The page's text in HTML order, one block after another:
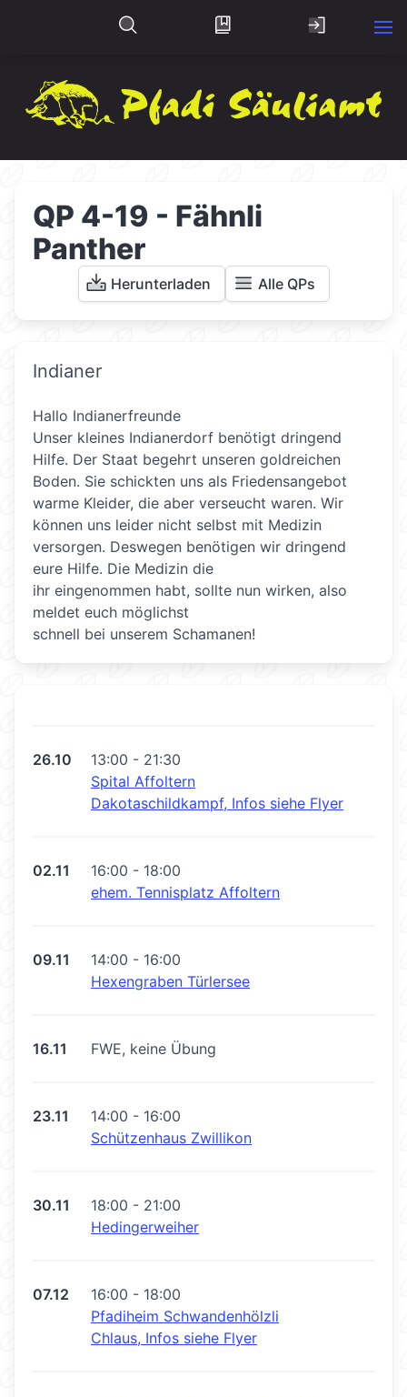
QP 4-19 - Fähnli
Panther
Herunterladen Alle QPs
Indianer
Hallo Indianerfreunde
Unser kleines Indianerdorf benötigt dringend
Hilfe. Der Staat begehrt unseren goldreichen
Boden. Sie schickten uns als Friedensangebot
warme Kleider, die aber verseucht waren. Wir
können uns leider nicht selbst mit Medizin
versorgen. Deswegen benötigen wir dringend
eure Hilfe. Die Medizin die
ihr eingenommen habt, sollte nun wirken, also
meldet euch möglichst
schnell bei unserem Schamanen!
26.10
13:00 - 21:30
Spital Affoltern
Dakotaschildkampf, Infos siehe Flyer
02.11
16:00 - 18:00
ehem. Tennisplatz Affoltern
09.11
14:00 - 16:00
Hexengraben Türlersee
16.11 FWE, keine Übung
23.11
14:00 - 16:00
Schützenhaus Zwillikon
30.11
18:00 - 21:00
Hedingerweiher
07.12
16:00 - 18:00
Pfadiheim Schwandenhölzli
Chlaus, Infos siehe Flyer